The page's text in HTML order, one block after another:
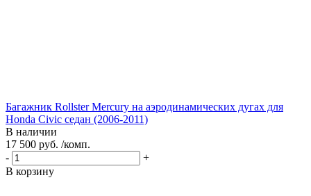
Багажник Rollster Mercury на аэродинамических дугах для
Honda Civic седан (2006-2011)
В наличии
17 500 руб. /комп.
-
+
В корзину